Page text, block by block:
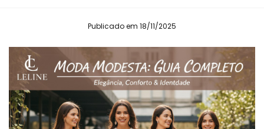
Publicado em 18/11/2025